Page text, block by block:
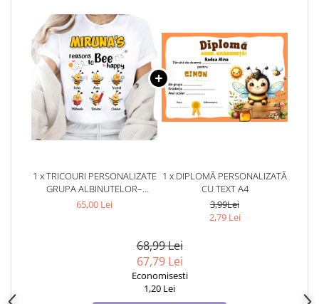
1 x TRICOURI PERSONALIZATE
GRUPA ALBINUTELOR–
COLECTIVUL CURCUBEU AL
65,00 Lei
1 x DIPLOMĂ PERSONALIZATĂ
CU TEXT A4
3,99Lei
2,79 Lei
68,99 Lei
67,79 Lei
Economisesti
1,20 Lei